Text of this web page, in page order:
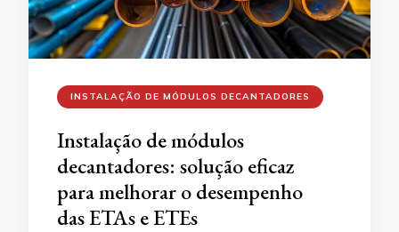
INSTALAÇÃO DE MÓDULOS DECANTADORES
Instalação de módulos
decantadores: solução eficaz
para melhorar o desempenho
das ETAs e ETEs